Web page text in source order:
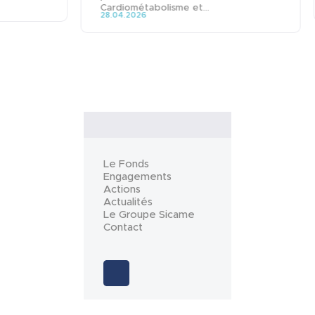
Cardiométabolisme et...
28.04.2026
Le Fonds
Engagements
Actions
Actualités
Le Groupe Sicame
Contact